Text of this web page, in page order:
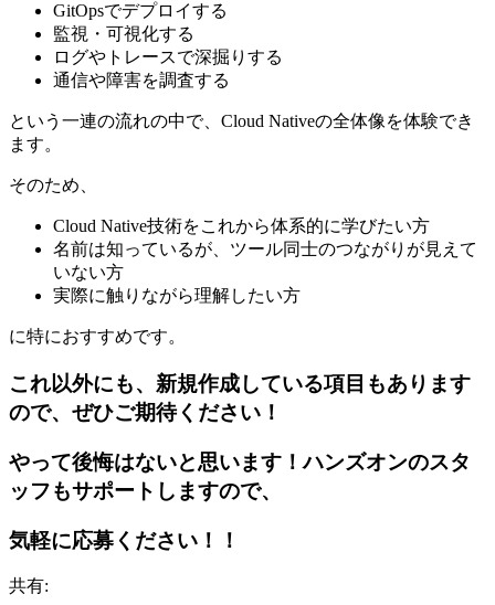
GitOpsでデプロイする
監視・可視化する
ログやトレースで深掘りする
通信や障害を調査する
という一連の流れの中で、Cloud Nativeの全体像を体験でき
ます。
そのため、
Cloud Native技術をこれから体系的に学びたい方
名前は知っているが、ツール同士のつながりが見えて
いない方
実際に触りながら理解したい方
に特におすすめです。
これ以外にも、新規作成している項目もあります
ので、ぜひご期待ください！
やって後悔はないと思います！ハンズオンのスタ
ッフもサポートしますので、
気軽に応募ください！！
共有: